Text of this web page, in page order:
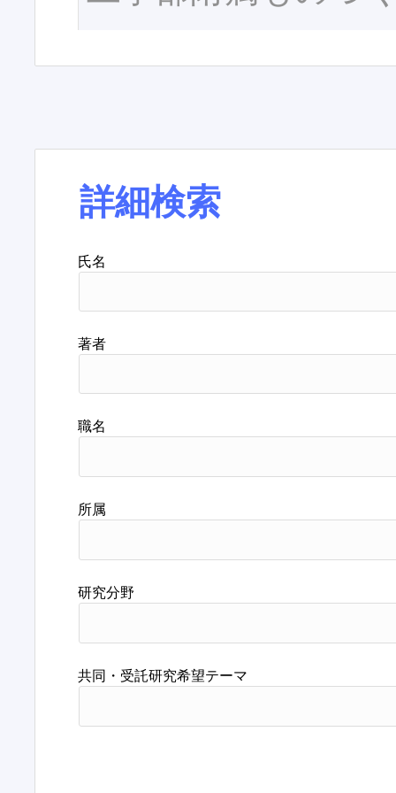
詳細検索
氏名
著者
職名
所属
研究分野
共同・受託研究希望テーマ